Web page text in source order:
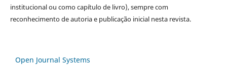
institucional ou como capítulo de livro), sempre com
reconhecimento de autoria e publicação inicial nesta revista.
Open Journal Systems